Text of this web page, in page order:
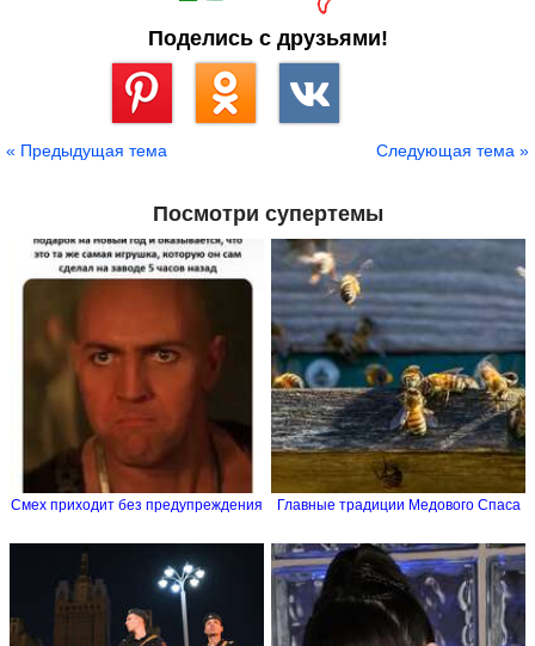
Поделись с друзьями!
« Предыдущая тема Следующая тема »
Посмотри супертемы
Смех приходит без предупреждения Главные традиции Медового Спаса